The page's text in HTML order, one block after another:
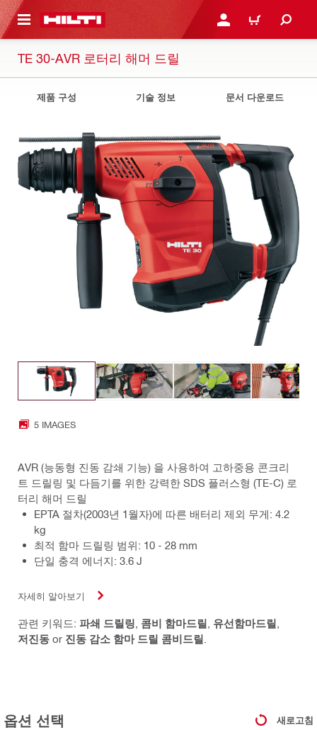
으로 건너뛰기 로그인 또는 회원가입
장바구니
TE 30-AVR 로터리 해머 드릴
제품 구성 기술 정보 문서 다운로드
5 IMAGES
AVR (능동형 진동 감쇄 기능) 을 사용하여 고하중용 콘크리
트 드릴링 및 다듬기를 위한 강력한 SDS 플러스형 (TE-C) 로
터리 해머 드릴
EPTA 절차(2003년 1월자)에 따른 배터리 제외 무게: 4.2
kg
최적 함마 드릴링 범위: 10 - 28 mm
단일 충격 에너지: 3.6 J
자세히 알아보기
관련 키워드: 파쇄 드릴링 콤비 함마드릴 유선함마드릴
저진동 or 진동 감소 함마 드릴 콤비드릴
옵션 선택 새로고침